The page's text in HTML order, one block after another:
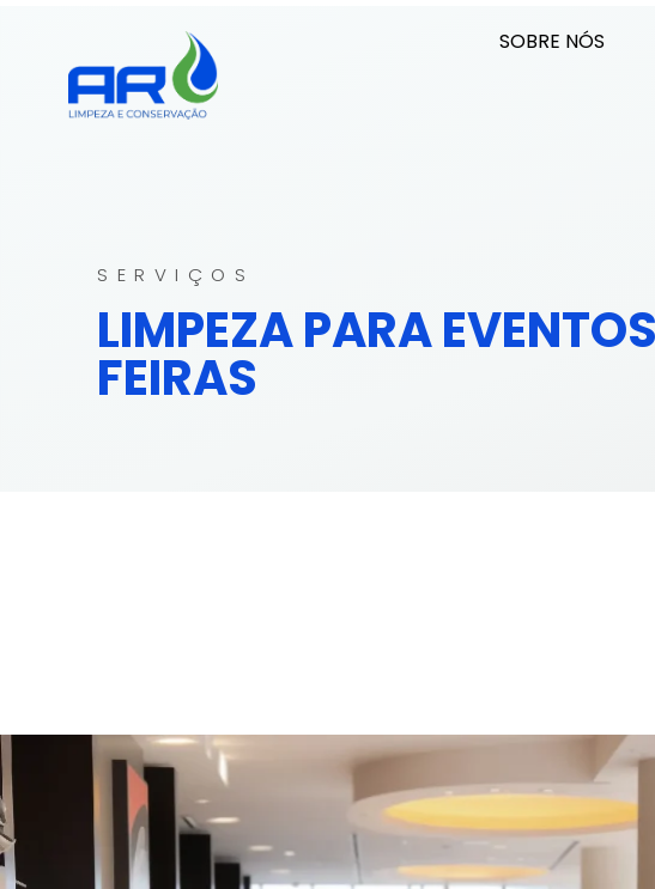
SOBRE NÓS
SERVIÇOS
LIMPEZA PARA
FEIRAS